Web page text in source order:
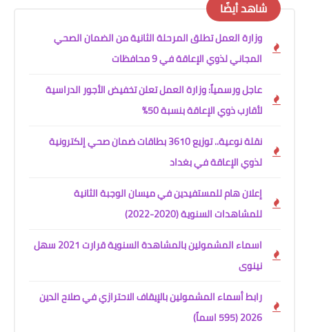
شاهد أيضًا
وزارة العمل تطلق المرحلة الثانية من الضمان الصحي
المجاني لذوي الإعاقة في 9 محافظات
عاجل ورسمياً: وزارة العمل تعلن تخفيض الأجور الدراسية
لأقارب ذوي الإعاقة بنسبة 50%
نقلة نوعية.. توزيع 3610 بطاقات ضمان صحي إلكترونية
لذوي الإعاقة في بغداد
إعلان هام للمستفيدين في ميسان الوجبة الثانية
للمشاهدات السنوية (2020-2022)
اسماء المشمولين بالمشاهدة السنوية قرارت 2021 سهل
نينوى
رابط أسماء المشمولين بالإيقاف الاحترازي في صلاح الدين
2026 (595 اسماً)